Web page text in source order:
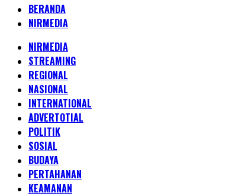
BERANDA
NIRMEDIA
NIRMEDIA
STREAMING
REGIONAL
NASIONAL
INTERNATIONAL
ADVERTOTIAL
POLITIK
SOSIAL
BUDAYA
PERTAHANAN
KEAMANAN